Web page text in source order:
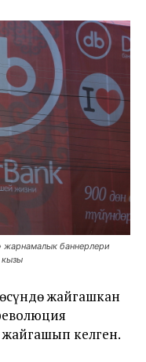
баннерлери
кызы
жайгашкан
келген.